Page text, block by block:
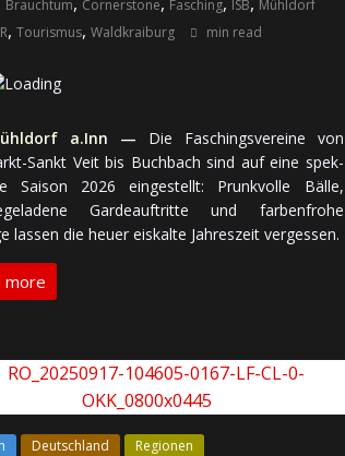
Brauchtum Cornerstone Fasching ISB Mühldorf
, Tourismus, Waldkraiburg min read
a.Inn — Die Faschings­vereine von
Sankt Veit bis Buchbach sind auf eine spek­
Saison 2026 ein­ge­stellt: Prunk­volle Bälle,
Garde­auf­tritte und farben­frohe
lassen die heuer eiskalte Jahres­zeit vergessen.
more
Deutschland Regionen